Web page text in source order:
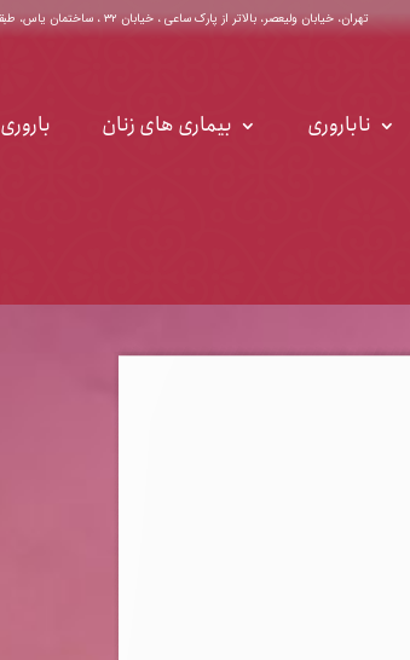
تهران، خیابان ولیعصر، بالاتر از پارک ساعی ، خیابان ۳۲ ، ساختمان یاس، طبقه ۳، واحد ۳۰۱
ناباروری بیماری های زنان باروری